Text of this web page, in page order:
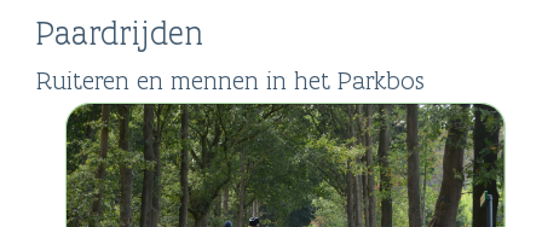
Paardrijden
Ruiteren en mennen in het Parkbos